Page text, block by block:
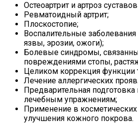
Остеоартрит и артроз
Ревматоидный артрит;
Плоскостопие;
Воспалительные
язвы, эрозии, ожоги);
Болевые синдромы,
повреждениями стопы,
Целиком коррекция функции
Лечение аллергических
Предварительная
лечебным упражнениям;
Применение в
улучшения кожного покрова.